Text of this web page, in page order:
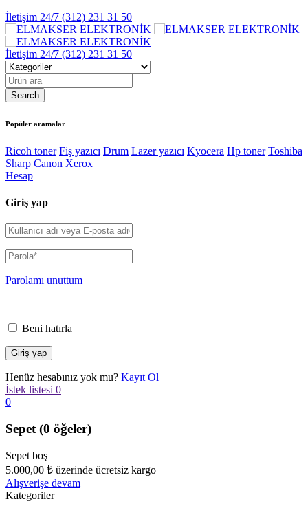
İletişim 24/7 (312) 231 31 50
İletişim 24/7 (312) 231 31 50
Popüler aramalar
Ricoh toner Fiş yazıcı Drum Lazer yazıcı Kyocera Hp toner Toshiba
Sharp Canon Xerox
Hesap
Giriş yap
Parolamı unuttum
Beni hatırla
Henüz hesabınız yok mu? Kayıt Ol
İstek listesi 0
0
Sepet (0 öğeler)
Sepet boş
5.000,00 ₺ üzerinde ücretsiz kargo
Alışverişe devam
Kategoriler